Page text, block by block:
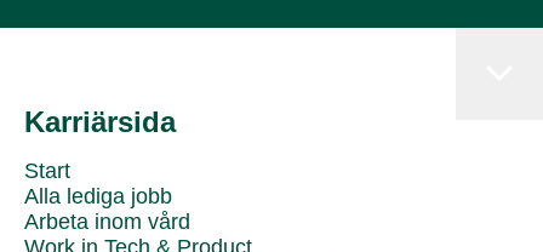
Karriärsida
Start
Alla lediga jobb
Arbeta inom vård
Work in Tech & Product